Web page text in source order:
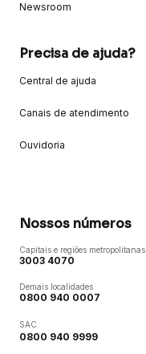
Newsroom
Precisa de ajuda?
Central de ajuda
Canais de atendimento
Ouvidoria
Nossos números
Capitais e regiões metropolitanas
3003 4070
Demais localidades
0800 940 0007
SAC
0800 940 9999